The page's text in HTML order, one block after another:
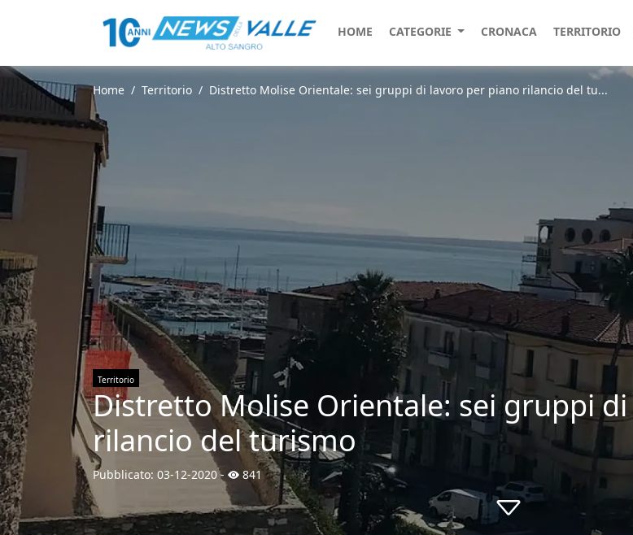
HOME CATEGORIE CRONACA TERRITORIO
Home Territorio Distretto Molise Orientale: sei gruppi di lavoro per piano rilancio del tu...
Territorio
Distretto Molise Orientale: sei gruppi
rilancio del turismo
Pubblicato: 03-12-2020- 841